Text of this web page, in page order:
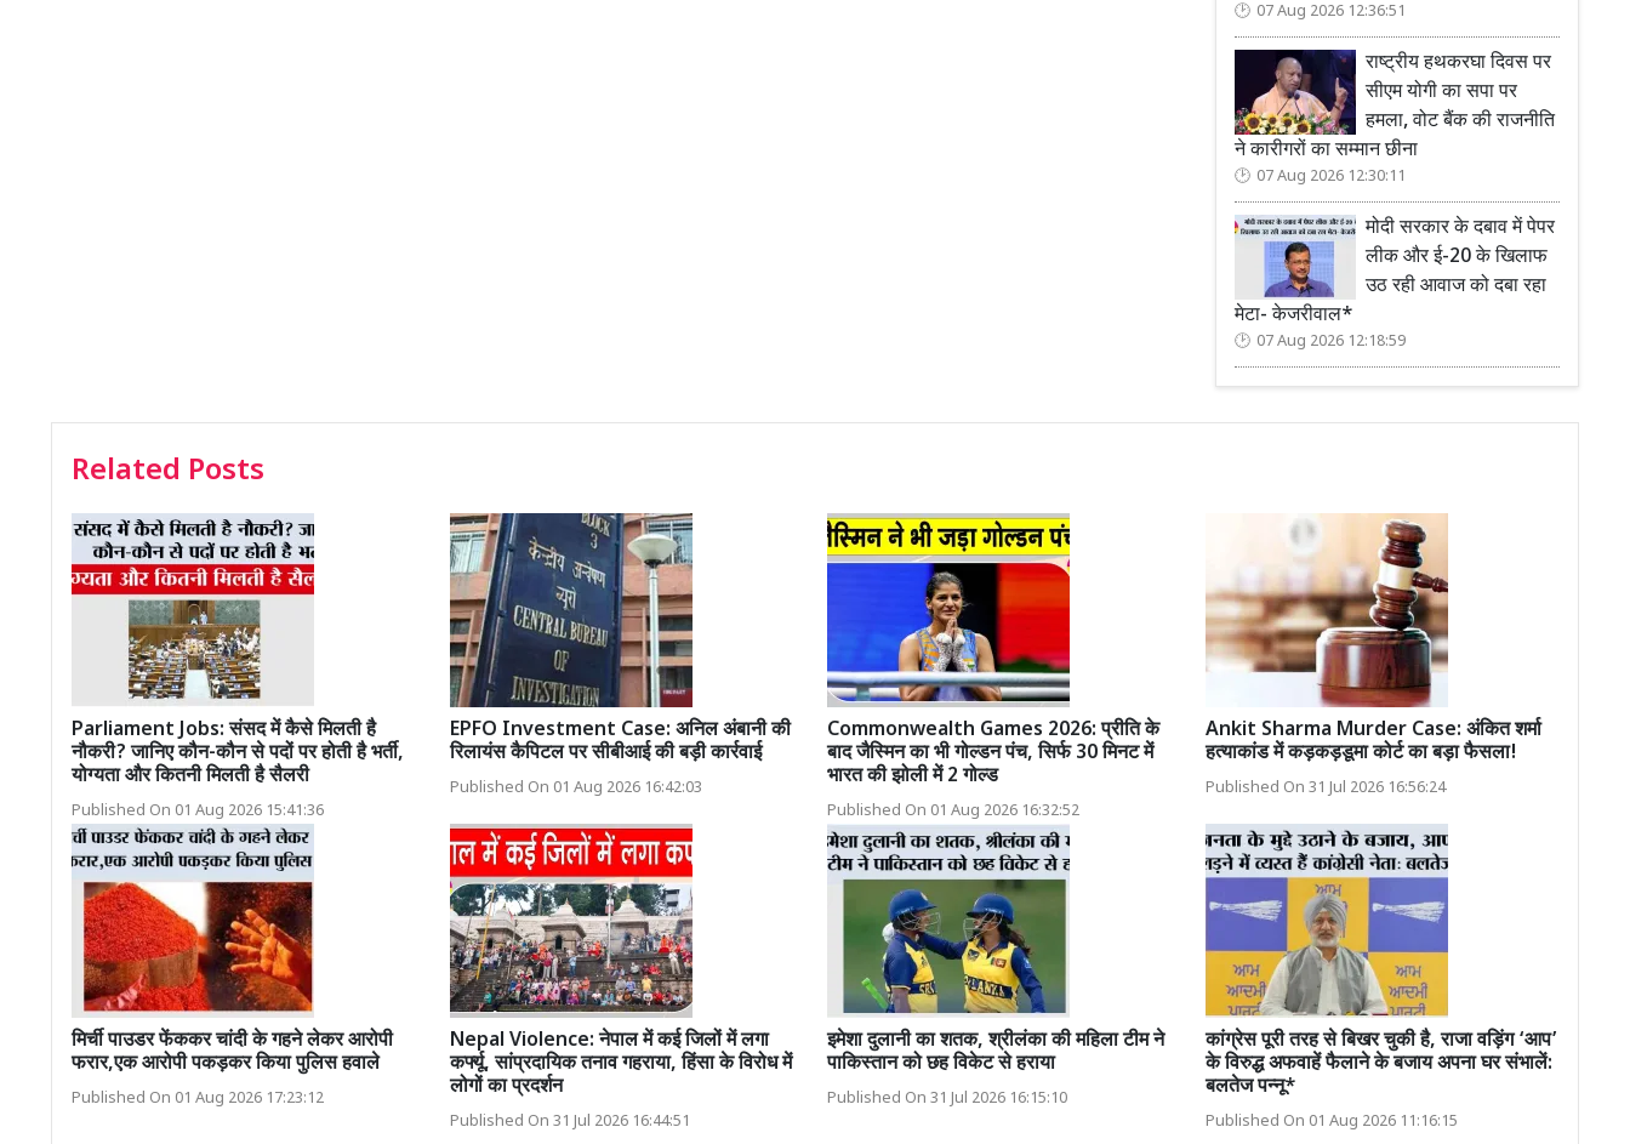
07 Aug 2026 12:36:51
राष्ट्रीय हथकरघा दिवस पर
सीएम योगी का सपा पर
हमला, वोट बैंक की राजनीति
ने कारीगरों का सम्मान छीना
07 Aug 2026 12:30:11
मोदी सरकार के दबाव में पेपर
लीक और ई-20 के खिलाफ
उठ रही आवाज को दबा रहा
मेटा- केजरीवाल*
07 Aug 2026 12:18:59
Related Posts
Parliament Jobs: संसद में कैसे मिलती है
नौकरी? जानिए कौन-कौन से पदों पर होती है भर्ती,
योग्यता और कितनी मिलती है सैलरी
Published On 01 Aug 2026 15:41:36
EPFO Investment Case: अनिल अंबानी की
रिलायंस कैपिटल पर सीबीआई की बड़ी कार्रवाई
Published On 01 Aug 2026 16:42:03
Commonwealth Games 2026: प्रीति के
बाद जैस्मिन का भी गोल्डन पंच, सिर्फ 30 मिनट में
भारत की झोली में 2 गोल्ड
Published On 01 Aug 2026 16:32:52
Ankit Sharma Murder Case: अंकित शर्मा
हत्याकांड में कड़कड़डूमा कोर्ट का बड़ा फैसला!
Published On 31 Jul 2026 16:56:24
मिर्ची पाउडर फेंककर चांदी के गहने लेकर आरोपी
फरार,एक आरोपी पकड़कर किया पुलिस हवाले
Published On 01 Aug 2026 17:23:12
Nepal Violence: नेपाल में कई जिलों में लगा
कर्फ्यू, सांप्रदायिक तनाव गहराया, हिंसा के विरोध में
लोगों का प्रदर्शन
Published On 31 Jul 2026 16:44:51
इमेशा दुलानी का शतक, श्रीलंका की महिला टीम ने
पाकिस्तान को छह विकेट से हराया
Published On 31 Jul 2026 16:15:10
कांग्रेस पूरी तरह से बिखर चुकी है, राजा वड़िंग ‘आप’
के विरुद्ध अफवाहें फैलाने के बजाय अपना घर संभालें:
बलतेज पन्नू*
Published On 01 Aug 2026 11:16:15